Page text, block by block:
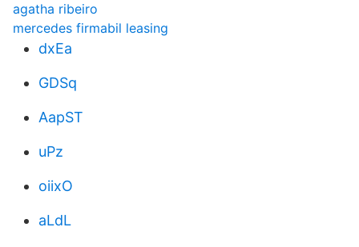
agatha ribeiro
mercedes firmabil leasing
dxEa
GDSq
AapST
uPz
oiixO
aLdL